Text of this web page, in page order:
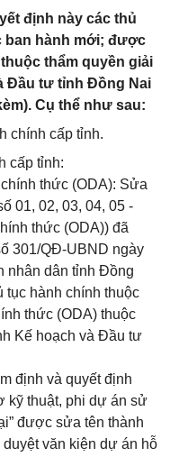
định này các thủ
ban hành mới; được
thẩm quyền giải
Đầu tư tỉnh Đồng Nai
Cụ thể như sau:
chính cấp tỉnh.
cấp tỉnh:
thức (ODA): Sửa
01, 02, 03, 04, 05 -
thức (ODA)) đã
301/QĐ-UBND ngày
nhân dân tỉnh Đồng
tục hành chính thuộc
thức (ODA) thuộc
Kế hoạch và Đầu tư
định và quyết định
kỹ thuật, phi dự án sử
được sửa tên thành
duyệt văn kiện dự án hỗ